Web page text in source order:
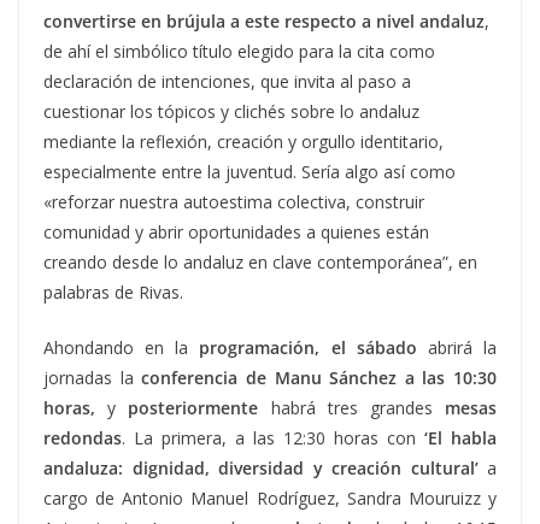
convertirse en brújula a este respecto a nivel andaluz,
de ahí el simbólico título elegido para la cita como
declaración de intenciones, que invita al paso a
cuestionar los tópicos y clichés sobre lo andaluz
mediante la reflexión, creación y orgullo identitario,
especialmente entre la juventud. Sería algo así como
«reforzar nuestra autoestima colectiva, construir
comunidad y abrir oportunidades a quienes están
creando desde lo andaluz en clave contemporánea”, en
palabras de Rivas.
Ahondando en la programación, el sábado abrirá la
jornadas la conferencia de Manu Sánchez a las 10:30
horas, y posteriormente habrá tres grandes mesas
redondas. La primera, a las 12:30 horas con ‘El habla
andaluza: dignidad, diversidad y creación cultural’a
cargo de Antonio Manuel Rodríguez, Sandra Mouruizz y